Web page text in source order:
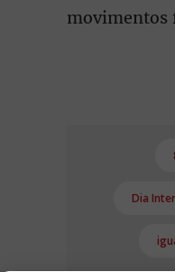
movimentos
Dia